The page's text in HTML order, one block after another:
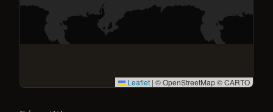
Leaflet | © OpenStreetMap © CARTO